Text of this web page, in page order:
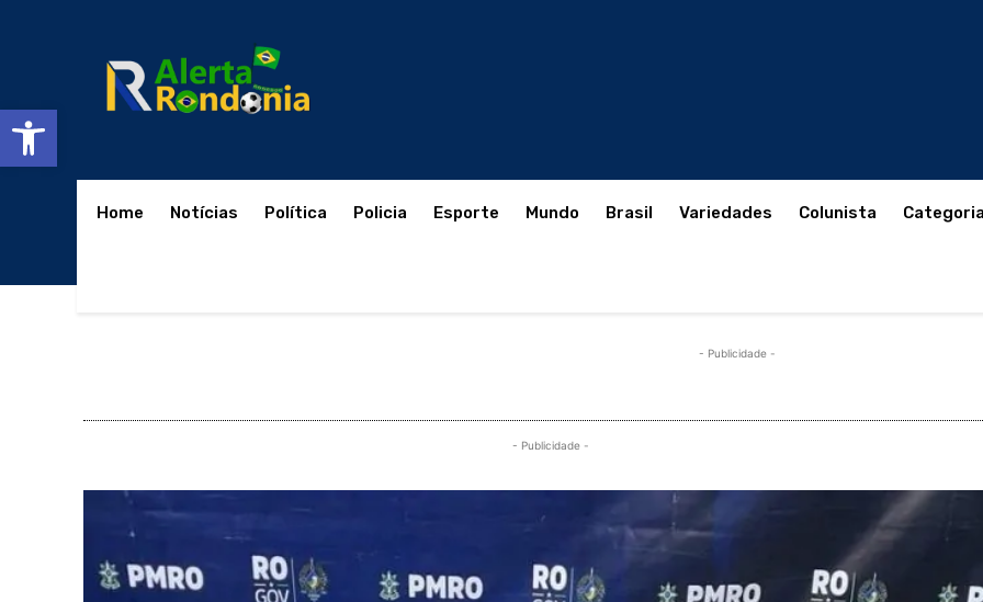
Abrir a barra de ferramentas
Home Notícias Política Policia Esporte Mundo Brasil Variedades Colunista
- Publicidade -
- Publicidade -